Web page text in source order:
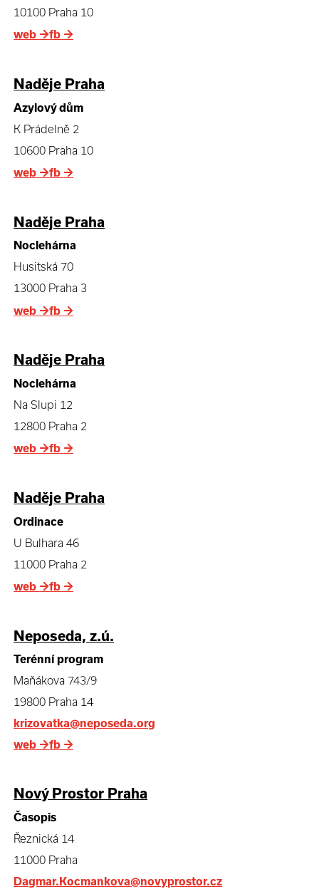
10100 Praha 10
web →fb →
Naděje Praha
Azylový dům
K Prádelně 2
10600 Praha 10
web →fb →
Naděje Praha
Noclehárna
Husitská 70
13000 Praha 3
web →fb →
Naděje Praha
Noclehárna
Na Slupi 12
12800 Praha 2
web →fb →
Naděje Praha
Ordinace
U Bulhara 46
11000 Praha 2
web →fb →
Neposeda, z.ú.
Terénní program
Maňákova 743/9
19800 Praha 14
krizovatka@neposeda.org
web →fb →
Nový Prostor Praha
Časopis
Řeznická 14
11000 Praha
Dagmar.Kocmankova@novyprostor.cz